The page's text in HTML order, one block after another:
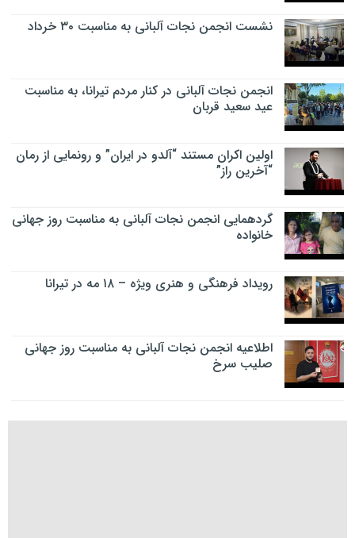
نشست انجمن نجات آلبانی به مناسبت ۳۰ خرداد
انجمن نجات آلبانی در کنار مردم تیرانا، به مناسبت
عید سعید قربان
اولین اکران مستند “آلدو در ایران” و رونمایی از رمان
“آخرین راز”
گردهمایی انجمن نجات آلبانی به مناسبت روز جهانی
خانواده
رویداد فرهنگی و هنری ویژه – ۱۸ مه در تیرانا
اطلاعیه انجمن نجات آلبانی به مناسبت روز جهانی
صلیب سرخ